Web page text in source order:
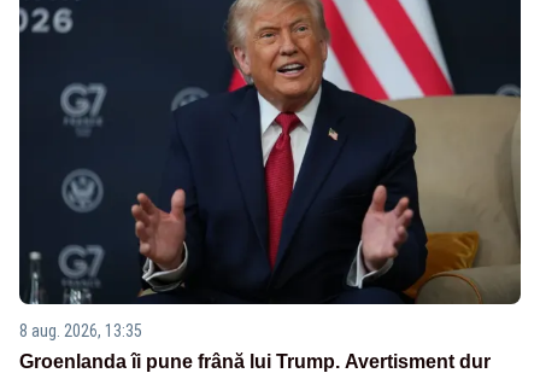
8 aug. 2026, 13:35
Groenlanda îi pune frână lui Trump. Avertisment dur